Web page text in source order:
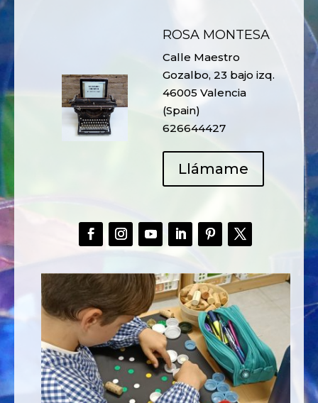
ROSA MONTESA
Calle Maestro
Gozalbo, 23 bajo izq.
46005 Valencia
(Spain)
626644427
Llámame